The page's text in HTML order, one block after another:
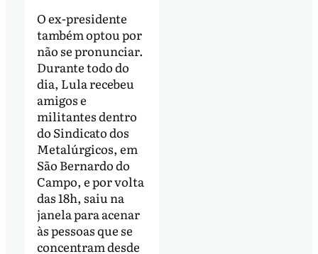
O ex-presidente
também optou por
não se pronunciar.
Durante todo do
dia, Lula recebeu
amigos e
militantes dentro
do Sindicato dos
Metalúrgicos, em
São Bernardo do
Campo, e por volta
das 18h, saiu na
janela para acenar
às pessoas que se
concentram desde